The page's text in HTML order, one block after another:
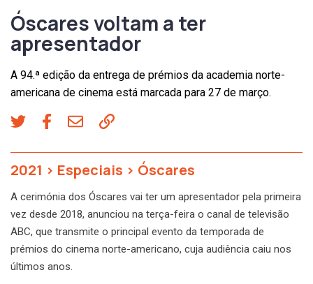
Óscares voltam a ter
apresentador
A 94.ª edição da entrega de prémios da academia norte-
americana de cinema está marcada para 27 de março.
2021 > Especiais > Óscares
A cerimónia dos Óscares vai ter um apresentador pela primeira
vez desde 2018, anunciou na terça-feira o canal de televisão
ABC, que transmite o principal evento da temporada de
prémios do cinema norte-americano, cuja audiência caiu nos
últimos anos.